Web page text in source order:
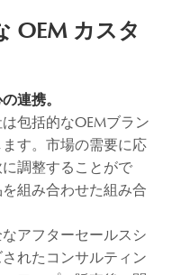
OEM カスタ
連携。
包括的なOEMブラン
す。市場の需要に応
調整することがで
組み合わせた組み合
アフターセールスシ
れたコンサルティン